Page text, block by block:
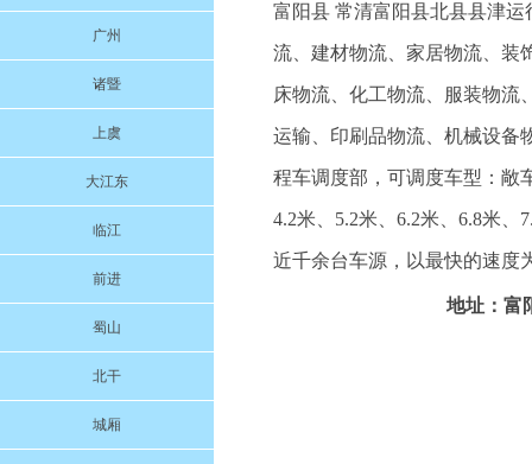
广州
诸暨
上虞
大江东
临江
前进
蜀山
北干
城厢
富阳县 常清富阳县北县县津
流、建材物流、家居物流、装
床物流、化工物流、服装物流
运输、印刷品物流、机械设备
程车调度部，可调度车型：敞
4.2米、5.2米、6.2米、6.8米、
近千余台车源，以最快的速度
地址：富